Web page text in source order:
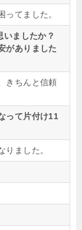
ってました。
いましたか？
がありました
きちんと信頼
って片付け11
りました。